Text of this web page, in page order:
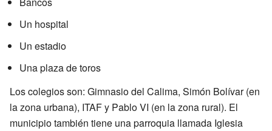
Un hospital
Un estadio
Una plaza de toros
Los colegios son: Gimnasio del Calima, Simón Bolívar (en
la zona urbana), ITAF y Pablo VI (en la zona rural). El
municipio también tiene una parroquia llamada Iglesia